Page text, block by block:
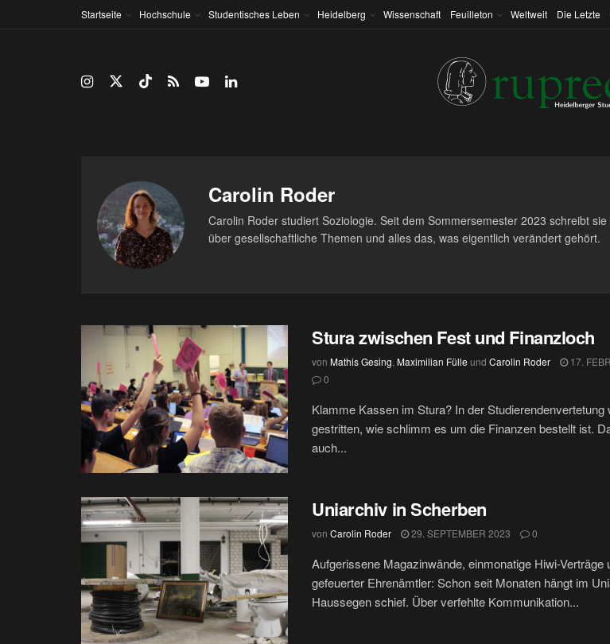
Startseite Hochschule Studentisches Leben Heidelberg Wissenschaft Feuilleton Weltweit Die Letzte
Carolin Roder
Carolin Roder studiert Soziologie. Seit dem Sommersemester 2023 schreibt
über gesellschaftliche Themen und alles das, was eigentlich verändert gehört.
Stura zwischen Fest und Finanzloch
von Mathis Gesing, Maximilian Fülle und Carolin Roder
17.
0
Klamme Kassen im Stura? In der Studierendenvertetung
gestritten, wie schlimm es um die Finanzen bestellt ist.
auch...
Uniarchiv in Scherben
von Carolin Roder 29. SEPTEMBER 2023 0
Aufgerissene Magazinwände, einmonatige Hiwi-Verträge
gefeuerter Ehrenämtler: Schon seit Monaten hängt im
Haussegen schief. Über verfehlte Kommunikation...